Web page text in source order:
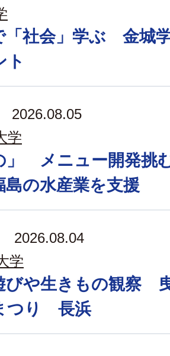
「社会」学ぶ 金城
ト
2026.08.05
学
」 メニュー開発
島の水産業を支援
2026.08.04
学
びや生きもの観察
つり 長浜